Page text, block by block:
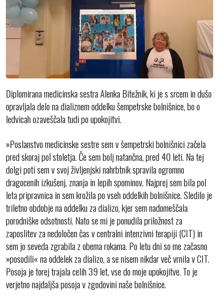
Diplomirana medicinska sestra Alenka Bitežnik, ki je s srcem in dušo
opravljala delo na dializnem oddelku šempetrske bolnišnice, bo o
ledvicah ozaveščala tudi po upokojitvi.
»Poslanstvo medicinske sestre sem v šempetrski bolnišnici začela
pred skoraj pol stoletja. Če sem bolj natančna, pred 40 leti. Na tej
dolgi poti sem v svoj življenjski nahrbtnik spravila ogromno
dragocenih izkušenj, znanja in lepih spominov. Najprej sem bila pol
leta pripravnica in sem krožila po vseh oddelkih bolnišnice. Sledilo je
triletno obdobje na oddelku za dializo, kjer sem nadomeščala
porodniške odsotnosti. Nato se mi je ponudila priložnost za
zaposlitev za nedoločen čas v centralni intenzivni terapiji (CIT) in
sem jo seveda zgrabila z obema rokama. Po letu dni so me začasno
»posodili« na oddelek za dializo, a se nisem nikdar več vrnila v CIT.
Posoja je torej trajala celih 39 let, vse do moje upokojitve. To je
verjetno najdaljša posoja v zgodovini naše bolnišnice.